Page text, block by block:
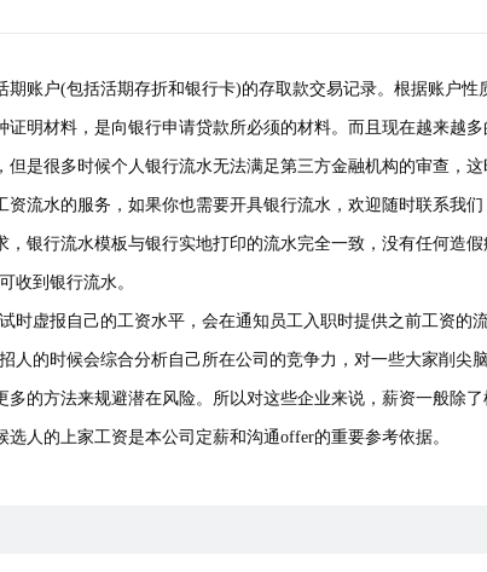
期账户(包括活期存折和银行卡)的存取款交易记录。根据账户
证明材料，是向银行申请贷款所必须的材料。而且现在越来越
是很多时候个人银行流水无法满足第三方金融机构的审查，这
资流水的服务，如果你也需要开具银行流水，欢迎随时联系我
，银行流水模板与银行实地打印的流水完全一致，没有任何造
收到银行流水。
时虚报自己的工资水平，会在通知员工入职时提供之前工资的
人的时候会综合分析自己所在公司的竞争力，对一些大家削尖
多的方法来规避潜在风险。所以对这些企业来说，薪资一般除
人的上家工资是本公司定薪和沟通offer的重要参考依据。